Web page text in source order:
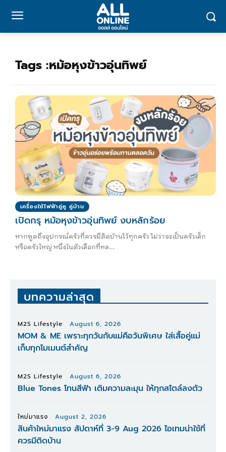
Tags :หม้อหุงข้าวอุ่นทิพย์
เครื่องใช้ไฟฟ้าคู่หู คู่บ้าน
เปิดกรุ หม้อหุงข้าวอุ่นทิพย์ งบหลักร้อย
หากพูดถึงอุปกรณ์ครัวที่ควรมีติดบ้านไว้ทุกครัว ไม่ว่าจะเป็นครัวเล็ก
หรือครัวใหญ่ หนึ่งในตัวเลือกที่หล...
บทความล่าสุด
M2S Lifestyle August 6, 2026
MOM & ME เพราะทุกวันกับแม่คือวันพิเศษ ใส่เสื้อคู่แม่
เก็บทุกโมเมนต์สำคัญ
M2S Lifestyle August 6, 2026
Blue Tones โทนสีฟ้า เติมความละมุน ให้ทุกสไตล์ลงตัว
ใหม่มาแรง August 2, 2026
สินค้าใหม่มาแรง สัปดาห์ที่ 3-9 Aug 2026 ไอเทมน่าใช้ที่
ควรมีติดบ้าน